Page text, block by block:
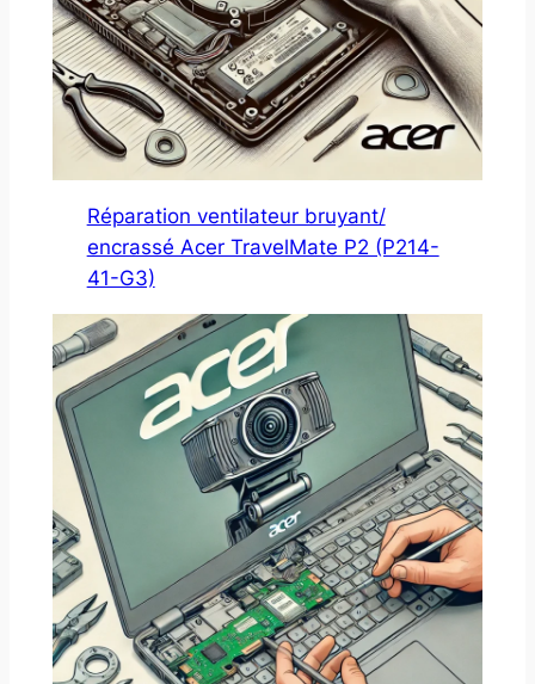
Réparation ventilateur bruyant/
encrassé Acer TravelMate P2 (P214-
41-G3)